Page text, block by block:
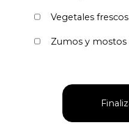
Vegetales frescos
Zumos y mostos